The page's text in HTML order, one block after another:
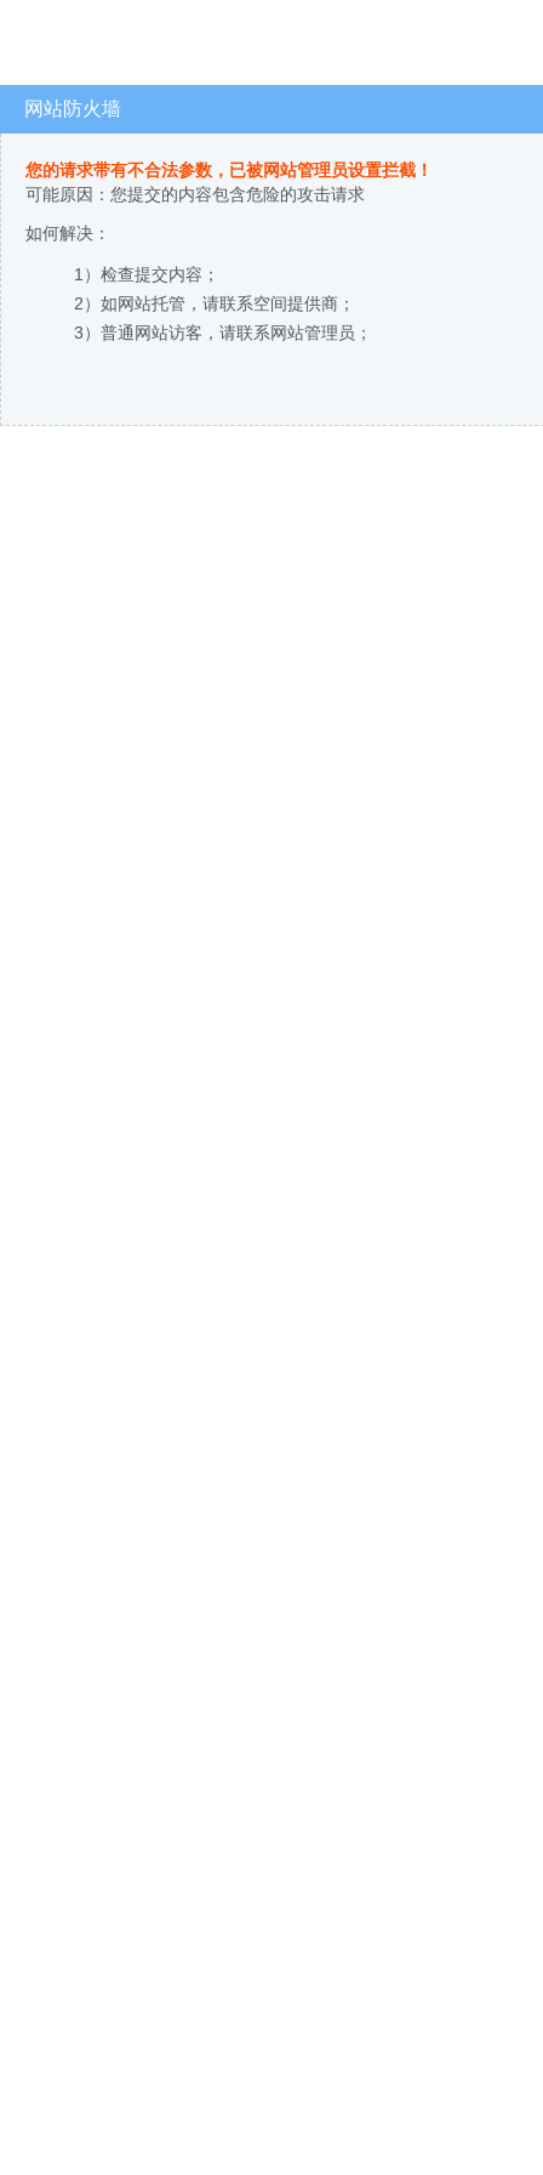
网站防火墙
您的请求带有不合法参数，已被网站管理员设置拦截！
可能原因：您提交的内容包含危险的攻击请求
如何解决：
1）检查提交内容；
2）如网站托管，请联系空间提供商；
3）普通网站访客，请联系网站管理员；